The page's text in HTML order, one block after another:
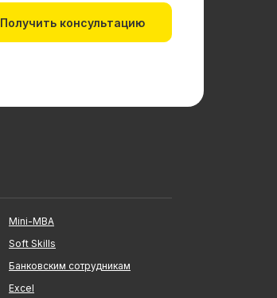
Получить консультацию
Mini-MBA
Банковским сотрудникам
Soft Skills
Excel